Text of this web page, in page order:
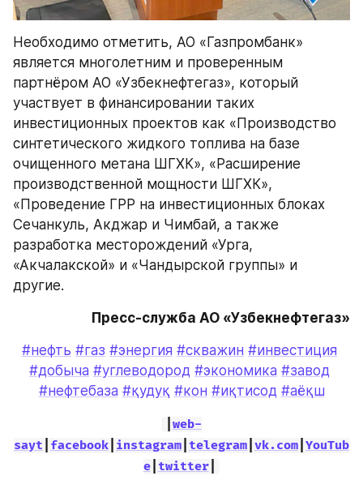
Необходимо отметить, АО «Газпромбанк»
является многолетним и проверенным
партнёром АО «Узбекнефтегаз», который
участвует в финансировании таких
инвестиционных проектов как «Производство
синтетического жидкого топлива на базе
очищенного метана ШГХК», «Расширение
производственной мощности ШГХК»,
«Проведение ГРР на инвестиционных блоках
Сечанкуль, Акджар и Чимбай, а также
разработка месторождений «Урга,
«Акчалакской» и «Чандырской группы» и
другие.
Пресс-служба АО «Узбекнефтегаз»
#нефть #газ #энергия #скважин #инвестиция
#добыча #углеводород #экономика #завод
#нефтебаза #қудуқ #кон #иқтисод #аёқш
web-
sayt facebook instagram telegram vk.com YouTub
e| twitter|